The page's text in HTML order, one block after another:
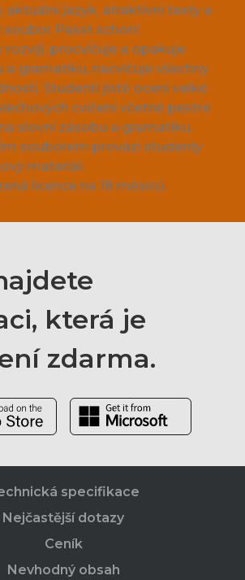
aktuální jazyk, atraktivní texty a
soubor Passt schon!
procvičuje a opakuje
a gramatiku, nacvičuje všechny
Studenti jistě ocení velké
cvičení včetně pestré
slovní zásobu a gramatiku.
souborem provází studenty
materiál.
licence na 18 měsíců.
která je
zdarma.
specifikace
Nejčastější dotazy
Ceník
Nevhodný obsah